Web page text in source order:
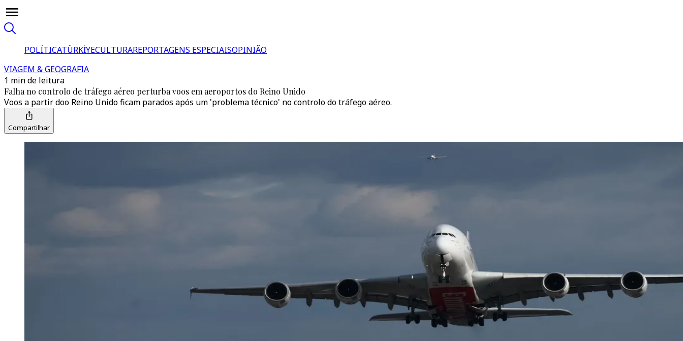
POLÍTICATÜRKİYECULTURAREPORTAGENS ESPECIAISOPINIÃO
VIAGEM & GEOGRAFIA
1 min de leitura
Falha no controlo de tráfego aéreo perturba voos em aeroportos do Reino Unido
Voos a partir doo Reino Unido ficam parados após um 'problema técnico' no controlo do tráfego aéreo.
Compartilhar